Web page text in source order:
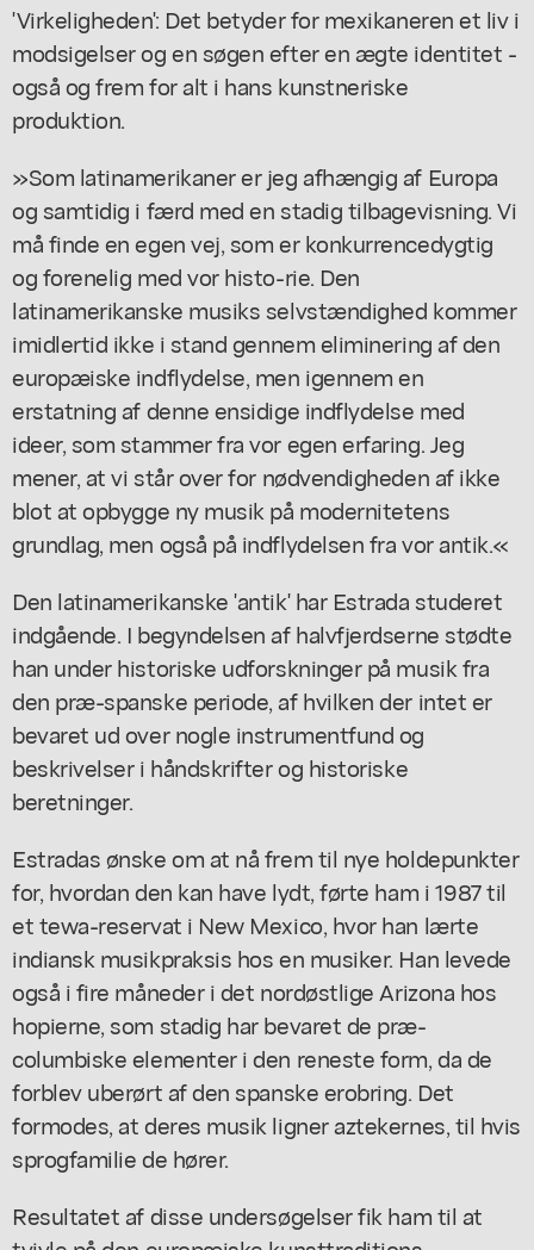
'Virkeligheden': Det betyder for mexikaneren et liv i
modsigelser og en søgen efter en ægte identitet -
også og frem for alt i hans kunstneriske
produktion.
»Som latinamerikaner er jeg afhængig af Europa
og samtidig i færd med en stadig tilbagevisning. Vi
må finde en egen vej, som er konkurrencedygtig
og forenelig med vor histo-rie. Den
latinamerikanske musiks selvstændighed kommer
imidlertid ikke i stand gennem eliminering af den
europæiske indflydelse, men igennem en
erstatning af denne ensidige indflydelse med
ideer, som stammer fra vor egen erfaring. Jeg
mener, at vi står over for nødvendigheden af ikke
blot at opbygge ny musik på modernitetens
grundlag, men også på indflydelsen fra vor antik.«
Den latinamerikanske 'antik' har Estrada studeret
indgående. I begyndelsen af halvfjerdserne stødte
han under historiske udforskninger på musik fra
den præ-spanske periode, af hvilken der intet er
bevaret ud over nogle instrumentfund og
beskrivelser i håndskrifter og historiske
beretninger.
Estradas ønske om at nå frem til nye holdepunkter
for, hvordan den kan have lydt, førte ham i 1987 til
et tewa-reservat i New Mexico, hvor han lærte
indiansk musikpraksis hos en musiker. Han levede
også i fire måneder i det nordøstlige Arizona hos
hopierne, som stadig har bevaret de præ-
columbiske elementer i den reneste form, da de
forblev uberørt af den spanske erobring. Det
formodes, at deres musik ligner aztekernes, til hvis
sprogfamilie de hører.
Resultatet af disse undersøgelser fik ham til at